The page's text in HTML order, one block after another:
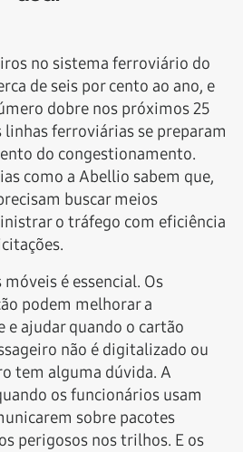
no sistema ferroviário do
de seis por cento ao ano, e
dobre nos próximos 25
linhas ferroviárias se preparam
do congestionamento.
como a Abellio sabem que,
buscar meios
o tráfego com eficiência
é essencial. Os
podem melhorar a
e ajudar quando o cartão
não é digitalizado ou
tem alguma dúvida. A
os funcionários usam
sobre pacotes
perigosos nos trilhos. E os